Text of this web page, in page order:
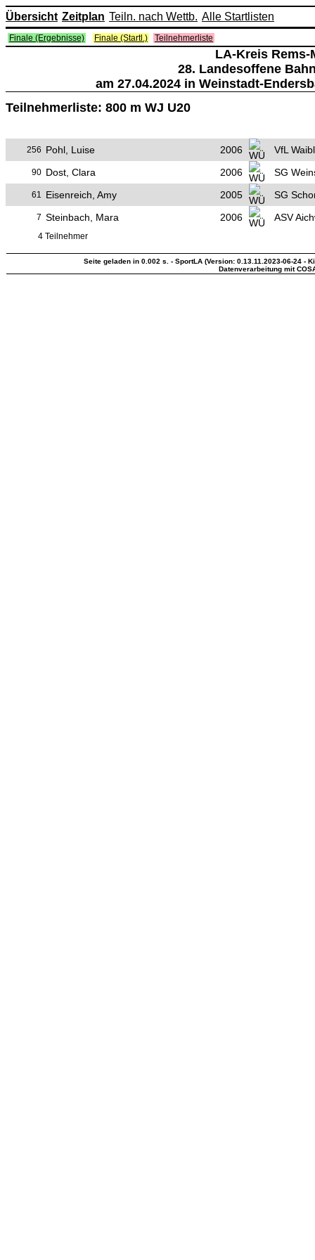
Übersicht Zeitplan Teiln. nach Wettb. Alle Startlisten
Finale (Ergebnisse) Finale (Startl.) Teilnehmerliste
LA-Kreis Rems-
28. Landesoffene
am 27.04.2024 in Weinstadt-
Teilnehmerliste: 800 m WJ U20
256 Pohl, Luise 2006 VfL
90 Dost, Clara 2006 SG
61 Eisenreich, Amy 2005 SG
7 Steinbach, Mara 2006 ASV
4 Teilnehmer
Seite geladen in 0.002 s. - SportLA (Version: 0.13.11.2023-06-24 -
Datenverarbeitung mit